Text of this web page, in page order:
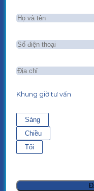
Khung giờ tư vấn
Sáng
Chiều
Tối